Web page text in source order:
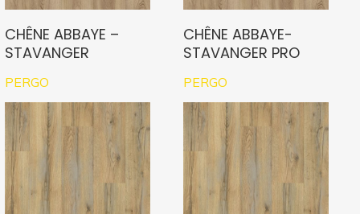
CHÊNE ABBAYE –
STAVANGER
PERGO
CHÊNE ABBAYE-
STAVANGER PRO
PERGO